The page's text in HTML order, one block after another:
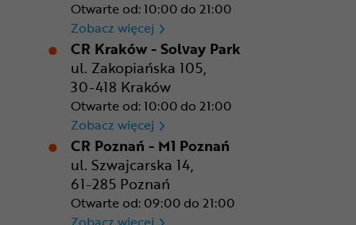
Otwarte od: 10:00 do 21:00
Zobacz więcej CR Gdańsk - Morski Park
CR Kraków - Solvay Park
ul. Zakopiańska 105,
30-418 Kraków
Otwarte od: 10:00 do 21:00
Zobacz więcej CR Kraków - Solvay Park
CR Poznań - M1 Poznań
ul. Szwajcarska 14,
61-285 Poznań
Otwarte od: 09:00 do 21:00